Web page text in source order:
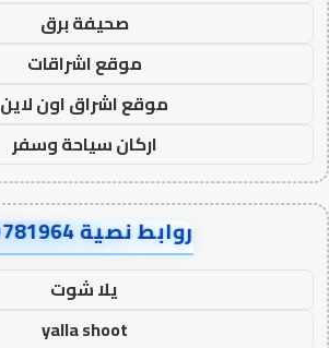
صحيفة برق
موقع اشراقات
موقع اشراق اون لاين
اركان سياحة وسفر
روابط نصية FD781964
يلا شوت
yalla shoot